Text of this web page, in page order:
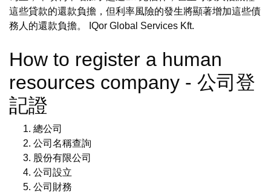
這些貸款的還款負擔，但利率風險的發生將顯著增加這些債
務人的還款負擔。 IQor Global Services Kft.
How to register a human
resources company - 公司登
記證
總公司
公司名稱查詢
股份有限公司
公司設立
公司財務